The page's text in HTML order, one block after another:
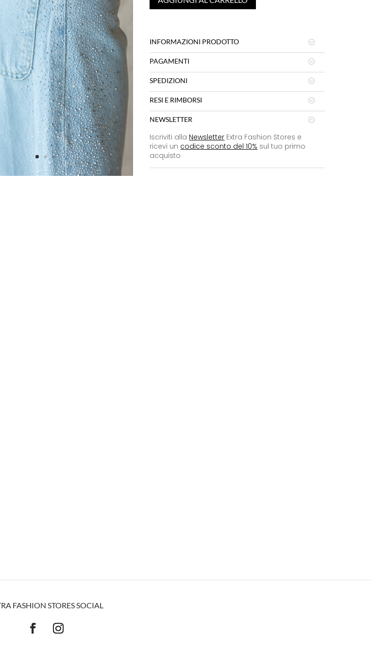
INFORMAZIONI PRODOTTO
PAGAMENTI
SPEDIZIONI
RESI E RIMBORSI
NEWSLETTER
Iscriviti alla Newsletter Extra Fashion Stores e
ricevi un codice sconto del 10% sul tuo primo
acquisto
FASHION STORES SOCIAL